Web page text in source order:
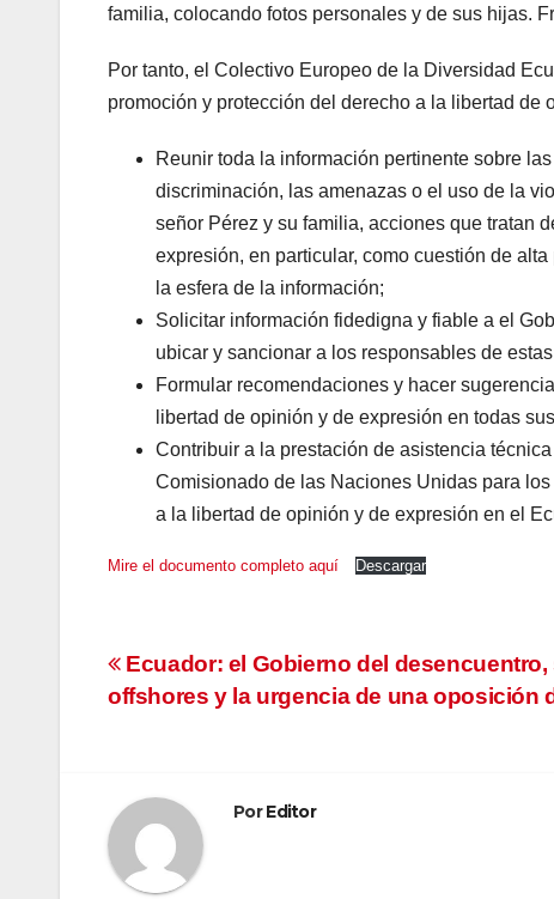
familia, colocando fotos personales y de sus hijas.
Por tanto, el Colectivo Europeo de la Diversidad
promoción y protección del derecho a la libertad de
Reunir toda la información pertinente sobre
discriminación, las amenazas o el uso de la
señor Pérez y su familia, acciones que tratan
expresión, en particular, como cuestión de
la esfera de la información;
Solicitar información fidedigna y fiable a el
ubicar y sancionar a los responsables de
Formular recomendaciones y hacer
libertad de opinión y de expresión en todas
Contribuir a la prestación de asistencia
Comisionado de las Naciones Unidas para
a la libertad de opinión y de expresión en el
Mire el documento completo aquí Descargar
Navegación
de
Ecuador: el Gobierno del desencuentro,
offshores y la urgencia de una oposición
PorEditor